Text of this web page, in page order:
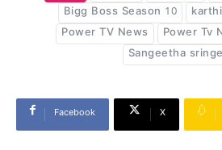
Bigg Boss Season 10
Power TV News
Power Tv
Sangeetha
Facebook X